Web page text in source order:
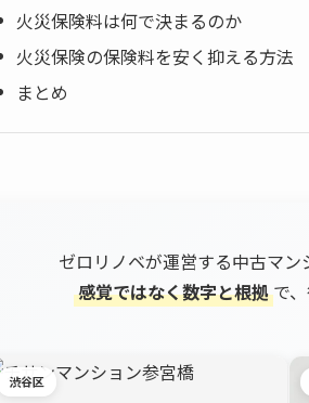
火災保険料は何で決まるのか
火災保険の保険料を安く抑える方法
まとめ
ゼロリノベが運営する中古マン
感覚ではなく数字と根拠で
渋谷区